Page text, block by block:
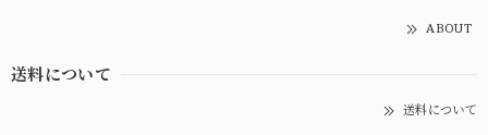
ABOUT
送料について
送料について